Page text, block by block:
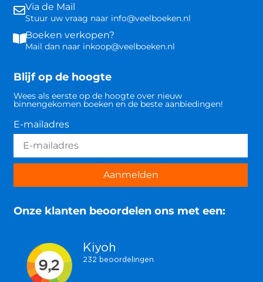
Via de Mail
Stuur uw vraag naar info@veelboeken.nl
Boeken verkopen?
Mail dan naar inkoop@veelboeken.nl
Blijf op de hoogte
Wees als eerste op de hoogte over nieuw
binnengekomen boeken en de beste aanbiedingen!
E-mailadres
Aanmelden
Onze klanten beoordelen ons met een: